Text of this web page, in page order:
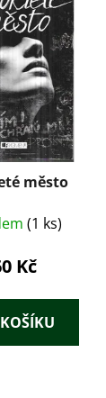
město
(1 ks)
Kč